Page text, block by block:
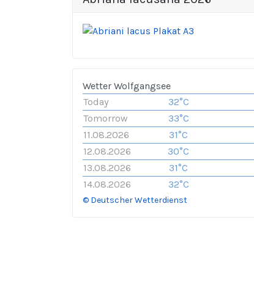
Wetter Wolfgangsee
Today
32°C
Tomorrow
33°C
11.08.2026
31°C
12.08.2026
30°C
13.08.2026
31°C
14.08.2026
32°C
© Deutscher Wetterdienst